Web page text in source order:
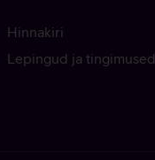
Hinnakiri
Lepingud ja tingimused